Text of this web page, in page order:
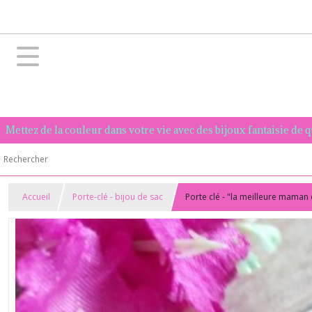
Mettez de la couleur dans votre vie avec des bijoux fantaisie de
Accueil Porte-clé - bijou de sac Porte clé - "la meilleure